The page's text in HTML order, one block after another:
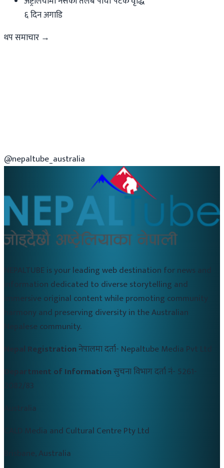
६ दिन अगाडि
थप समाचार →
@nepaltube_australia
NEPALTUBE is your leading web destination for news and
information dedicated to diverse storytelling and
immersive original content while promoting community
harmony and preserving diversity in the Australian
Nepalese community.
Nepal Registrationनेपालमा दर्ता- Nepaltube Media Pvt Ltd
Department of Informationसुचना विभाग दर्ता नं- 5261-
2082/83
Australia
CALD Media and Cultural Centre Pty Ltd
Brisbane, Australia